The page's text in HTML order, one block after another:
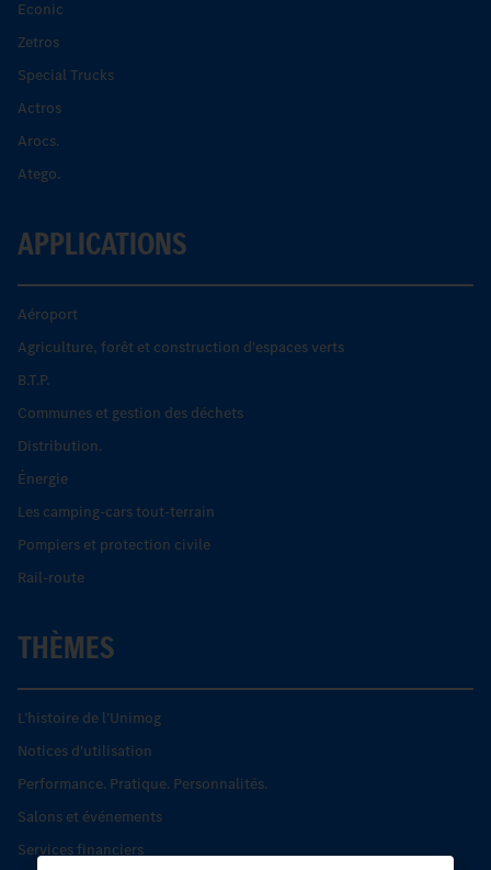
Econic
Zetros
Special Trucks
Actros
Arocs.
Atego.
APPLICATIONS
Aéroport
Agriculture, forêt et construction d'espaces verts
B.T.P.
Communes et gestion des déchets
Distribution.
Énergie
Les camping-cars tout-terrain
Pompiers et protection civile
Rail-route
THÈMES
L’histoire de l’Unimog
Notices d'utilisation
Performance. Pratique. Personnalités.
Salons et événements
Services financiers